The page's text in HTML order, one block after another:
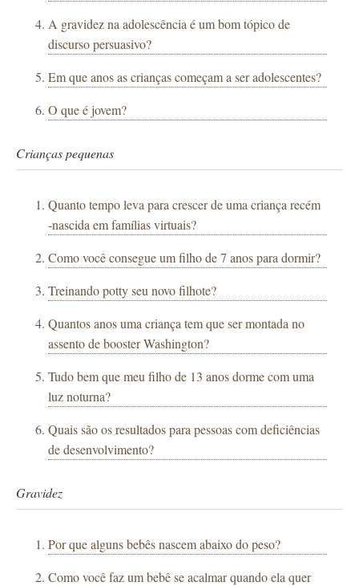
A gravidez na adolescência é um bom tópico de
discurso persuasivo?
Em que anos as crianças começam a ser adolescentes?
O que é jovem?
Crianças pequenas
Quanto tempo leva para crescer de uma criança recém
-nascida em famílias virtuais?
Como você consegue um filho de 7 anos para dormir?
Treinando potty seu novo filhote?
Quantos anos uma criança tem que ser montada no
assento de booster Washington?
Tudo bem que meu filho de 13 anos dorme com uma
luz noturna?
Quais são os resultados para pessoas com deficiências
de desenvolvimento?
Gravidez
Por que alguns bebês nascem abaixo do peso?
Como você faz um bebê se acalmar quando ela quer